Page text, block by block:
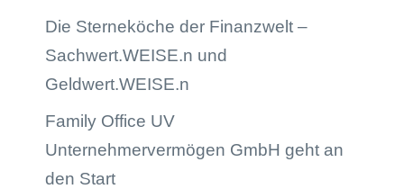
Die Sterneköche der Finanzwelt –
Sachwert.WEISE.n und
Geldwert.WEISE.n
Family Office UV
Unternehmervermögen GmbH geht an
den Start